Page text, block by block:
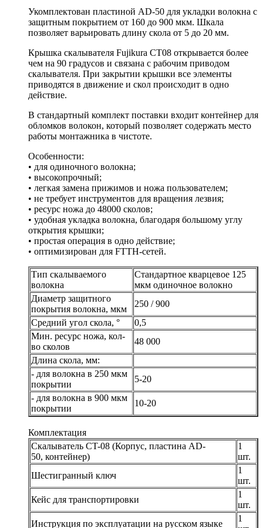
Укомплектован пластиной AD-50 для укладки волокна с
защитным покрытием от 160 до 900 мкм. Шкала
позволяет варьировать длину скола от 5 до 20 мм.
Крышка скалывателя Fujikura CT08 открывается более
чем на 90 градусов и связана с рабочим приводом
скалывателя. При закрытии крышки все элементы
приводятся в движение и скол происходит в одно
действие.
В стандартный комплект поставки входит контейнер для
обломков волокон, который позволяет содержать место
работы монтажника в чистоте.
Особенности:
• для одиночного волокна;
• высокопрочный;
• легкая замена прижимов и ножа пользователем;
• не требует инструментов для вращения лезвия;
• ресурс ножа до 48000 сколов;
• удобная укладка волокна, благодаря большому углу
открытия крышки;
• простая операция в одно действие;
• оптимизирован для FTTH-сетей.
Тип скалываемого
волокна
Стандартное кварцевое 125
мкм одиночное волокно
Диаметр защитного
покрытия волокна, мкм
250 / 900
Средний угол скола, °
0,5
Мин. ресурс ножа, кол-
во сколов
48 000
Длина скола, мм:
- для волокна в 250 мкм
покрытии
5-20
- для волокна в 900 мкм
покрытии
10-20
Комплектация
Скалыватель CT-08 (Корпус, пластина AD-
50, контейнер)
1
шт.
Шестигранный ключ
1
шт.
Кейс для транспортировки
1
шт.
Инструкция по эксплуатации на русском языке
1